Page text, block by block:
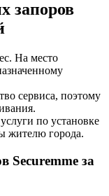
запоров
На место
сервиса, поэтому
по установке
жителю города.
Securemme за